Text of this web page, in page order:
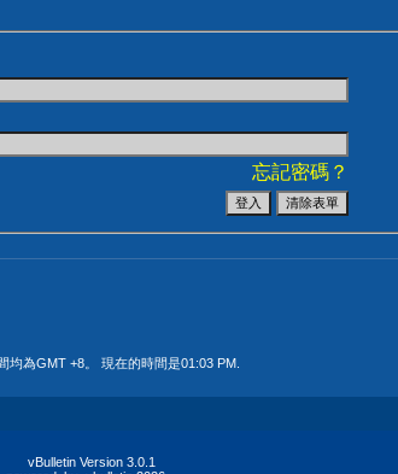
忘記密碼？
均為GMT +8。 現在的時間是01:03 PM
vBulletin Version 3.0.1